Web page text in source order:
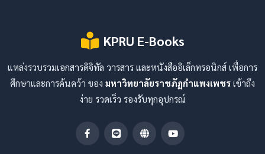
KPRU E-Books
แหล่งรวบรวมเอกสารดิจิทัล วารสาร และหนังสืออิเล็กทรอนิกส์ เพื่อการ
ศึกษาและการค้นคว้า ของ มหาวิทยาลัยราชภัฏกำแพงเพชร เข้าถึง
ง่าย รวดเร็ว รองรับทุกอุปกรณ์